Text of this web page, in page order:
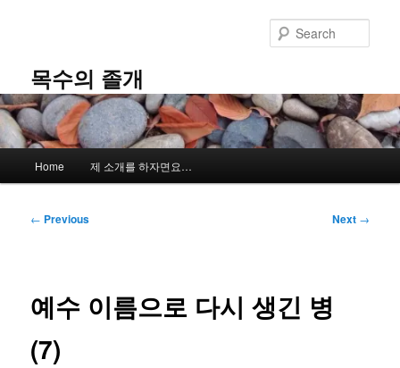
content목수의 졸개
Home 제 소개를 하자면요…
Post
← Previous Next →
예수 이름으로 다시 생긴 병
(7)